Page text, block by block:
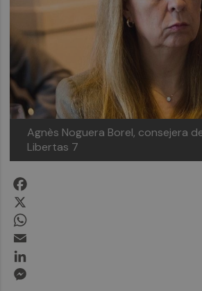
Agnès Noguera Borel, consejera
Libertas 7